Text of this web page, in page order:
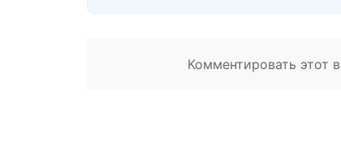
Комментировать этот